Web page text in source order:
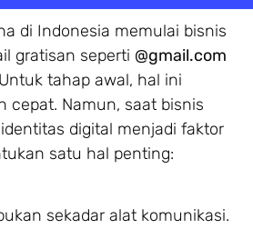
di Indonesia memulai bisnis
gratisan seperti @gmail.com
tahap awal, hal ini
cepat. Namun, saat bisnis
digital menjadi faktor
satu hal penting:
sekadar alat komunikasi.